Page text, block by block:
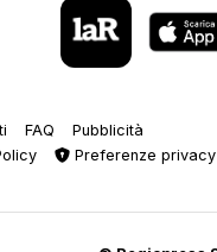
FAQ
Pubblicità
Preferenze privacy